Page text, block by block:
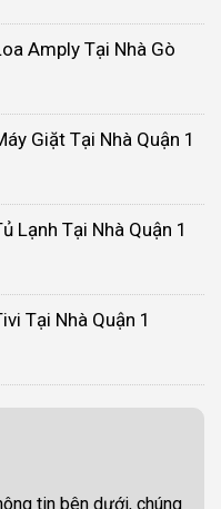
Amply Tại Nhà Gò
Giặt Tại Nhà Quận 1
Lạnh Tại Nhà Quận 1
Tại Nhà Quận 1
tin bên dưới, chúng